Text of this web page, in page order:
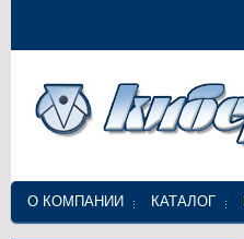
О КОМПАНИИ КАТАЛОГ